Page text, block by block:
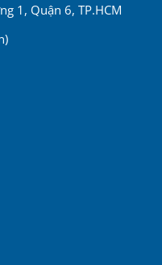
1, Quận 6, TP.HCM